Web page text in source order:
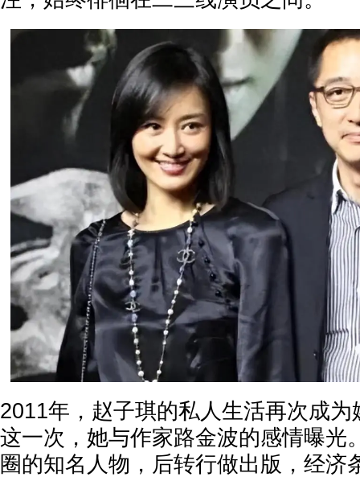
2011年，赵子琪的私人生活再次成
这一次，她与作家路金波的感情曝光
圈的知名人物，后转行做出版，经济